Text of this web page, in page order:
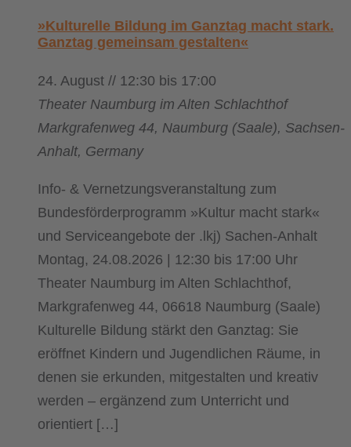
»Kulturelle Bildung im Ganztag macht stark.
Ganztag gemeinsam gestalten«
24. August // 12:30 bis 17:00
Theater Naumburg im Alten Schlachthof
Markgrafenweg 44, Naumburg (Saale), Sachsen-
Anhalt, Germany
Info- & Vernetzungsveranstaltung zum
Bundesförderprogramm »Kultur macht stark«
und Serviceangebote der .lkj) Sachen-Anhalt
Montag, 24.08.2026 | 12:30 bis 17:00 Uhr
Theater Naumburg im Alten Schlachthof,
Markgrafenweg 44, 06618 Naumburg (Saale)
Kulturelle Bildung stärkt den Ganztag: Sie
eröffnet Kindern und Jugendlichen Räume, in
denen sie erkunden, mitgestalten und kreativ
werden – ergänzend zum Unterricht und
orientiert […]